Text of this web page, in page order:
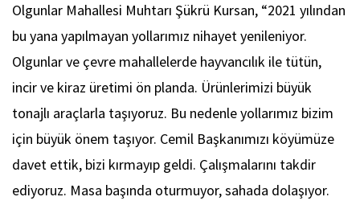
Olgunlar Mahallesi Muhtarı Şükrü Kursan, “2021 yılından
bu yana yapılmayan yollarımız nihayet yenileniyor.
Olgunlar ve çevre mahallelerde hayvancılık ile tütün,
incir ve kiraz üretimi ön planda. Ürünlerimizi büyük
tonajlı araçlarla taşıyoruz. Bu nedenle yollarımız bizim
için büyük önem taşıyor. Cemil Başkanımızı köyümüze
davet ettik, bizi kırmayıp geldi. Çalışmalarını takdir
ediyoruz. Masa başında oturmuyor, sahada dolaşıyor.